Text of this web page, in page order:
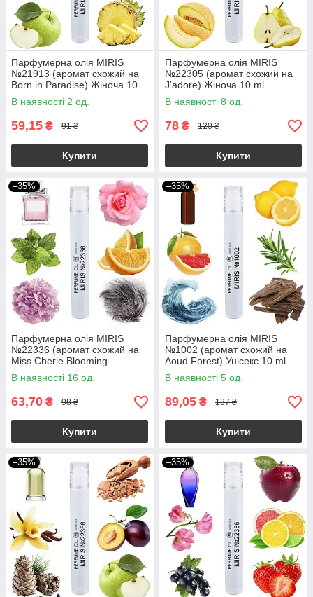
Парфумерна олія MIRIS
№21913 (аромат схожий на
Born in Paradise) Жіноча 10
ml
В наявності 2 од.
59,15 ₴ 91 ₴
Купити
Парфумерна олія MIRIS
№22305 (аромат схожий на
J'adore) Жіноча 10 ml
В наявності 8 од.
78 ₴ 120 ₴
Купити
–35%
Парфумерна олія MIRIS
№22336 (аромат схожий на
Miss Cherie Blooming
Bouquet) Жіноча 10 ml
В наявності 16 од.
63,70 ₴ 98 ₴
Купити
–35%
Парфумерна олія MIRIS
№1002 (аромат схожий на
Aoud Forest) Унісекс 10 ml
В наявності 5 од.
89,05 ₴ 137 ₴
Купити
–35% –35%